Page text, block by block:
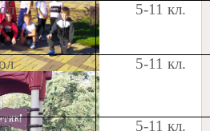
5-11 кл.
5-11 кл.
5-11 кл.